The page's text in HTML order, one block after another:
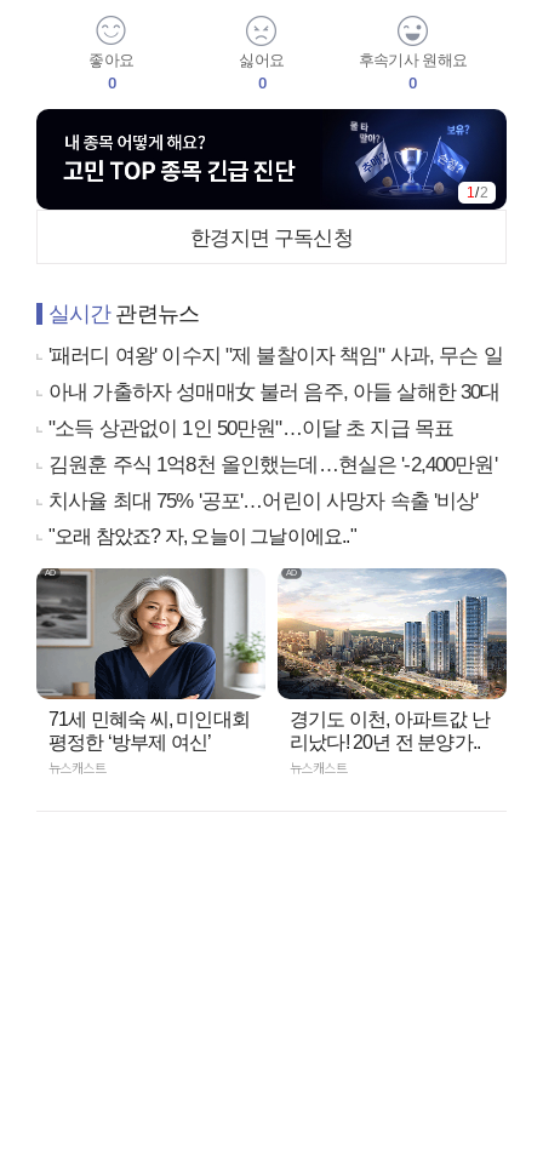
좋아요
0
싫어요
0
후속기사 원해요
0
1/2
한경지면 구독신청
실시간관련뉴스
'패러디 여왕' 이수지 "제 불찰이자 책임" 사과, 무슨 일
아내 가출하자 성매매女 불러 음주, 아들 살해한 30대
"소득 상관없이 1인 50만원"…이달 초 지급 목표
김원훈 주식 1억8천 올인했는데…현실은 '-2,400만원'
치사율 최대 75% '공포'…어린이 사망자 속출 '비상'
"오래 참았죠? 자, 오늘이 그날이에요.."
71세 민혜숙 씨, 미인대회
평정한 ‘방부제 여신’
뉴스캐스트
경기도 이천, 아파트값 난
리났다! 20년 전 분양가..
뉴스캐스트